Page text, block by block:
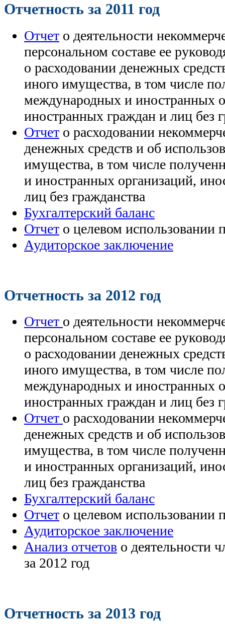
Отчетность за 2011 год
Отчет о деятельности
персональном составе ее
о расходовании денежных
иного имущества, в том числе
международных и иностранных
иностранных граждан и лиц без
Отчет о расходовании
денежных средств и об
имущества, в том числе
и иностранных организаций,
лиц без гражданства
Бухгалтерский баланс
Отчет о целевом использовании
Аудиторское заключение
Отчетность за 2012 год
Отчет о деятельности
персональном составе ее
о расходовании денежных
иного имущества, в том числе
международных и иностранных
иностранных граждан и лиц без
Отчет о расходовании
денежных средств и об
имущества, в том числе
и иностранных организаций,
лиц без гражданства
Бухгалтерский баланс
Отчет о целевом использовании
Аудиторское заключение
Анализ отчетов о
за 2012 год
Отчетность за 2013 год